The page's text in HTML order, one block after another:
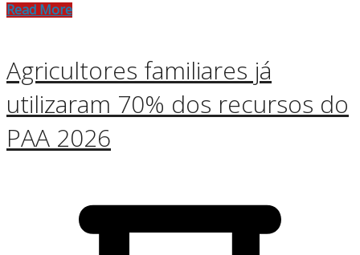
Read More
Agricultores familiares já
utilizaram 70% dos recursos do
PAA 2026